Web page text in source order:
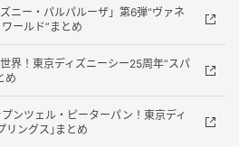
かすていら個包装とプリン・
わせた詰合せまで各種揃って
定で送料が一律330円になり
ニー・パルパルーザ」第6弾“ヴァネ
ールド”まとめ
界！東京ディズニーシー25周年“スパ
め
ンツェル・ピーターパン！東京ディ
リングス｣まとめ